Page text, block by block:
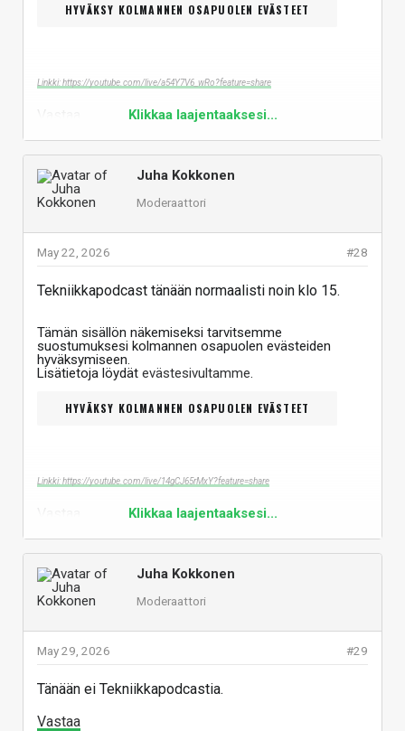
HYVÄKSY KOLMANNEN OSAPUOLEN EVÄSTEET
Linkki: https://youtube.com/live/a54Y7V6_wRo?feature=share
Klikkaa laajentaaksesi...
Juha Kokkonen
Moderaattori
#28
May 22, 2026
Tekniikkapodcast tänään normaalisti noin klo 15.
Tämän sisällön näkemiseksi tarvitsemme
suostumuksesi kolmannen osapuolen evästeiden
hyväksymiseen.
Lisätietoja löydät evästesivultamme
HYVÄKSY KOLMANNEN OSAPUOLEN EVÄSTEET
Linkki: https://youtube.com/live/14gCJ65rMxY?feature=share
Klikkaa laajentaaksesi...
Juha Kokkonen
Moderaattori
#29
May 29, 2026
Tänään ei Tekniikkapodcastia.
Vastaa